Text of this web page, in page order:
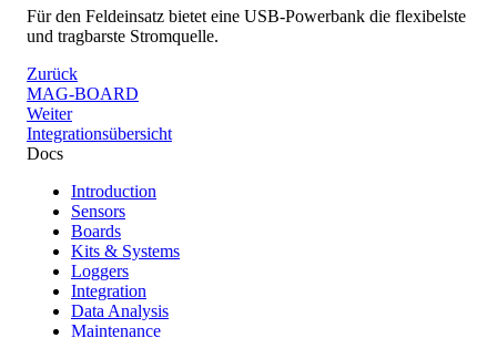
Für den Feldeinsatz bietet eine USB-Powerbank die flexibelste
und tragbarste Stromquelle.
Zurück
MAG-BOARD
Weiter
Integrationsübersicht
Docs
Introduction
Sensors
Boards
Kits & Systems
Loggers
Integration
Data Analysis
Maintenance